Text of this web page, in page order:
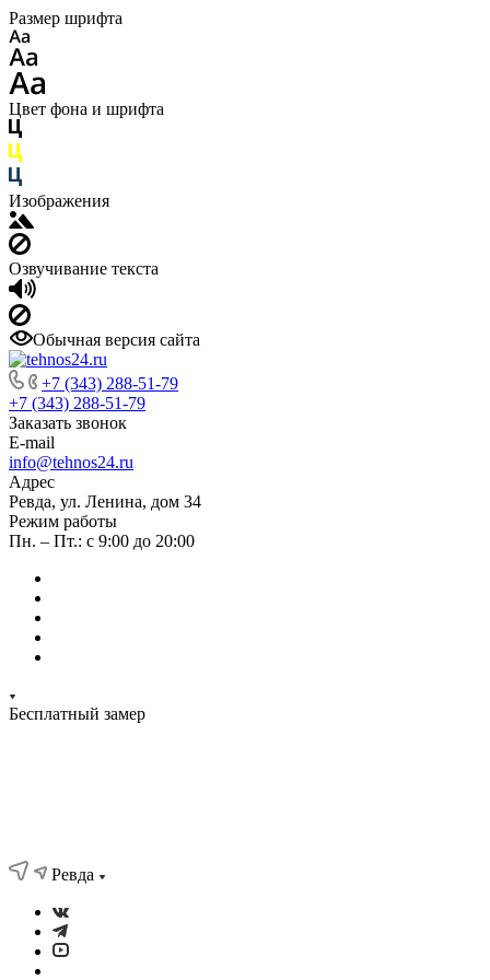
Размер шрифта
Цвет фона и шрифта
Изображения
Озвучивание текста
Обычная версия сайта
+7 (343) 288-51-79
+7 (343) 288-51-79
Заказать звонок
E-mail
info@tehnos24.ru
Адрес
Ревда, ул. Ленина, дом 34
Режим работы
Пн. – Пт.: с 9:00 до 20:00
Бесплатный замер
Ревда